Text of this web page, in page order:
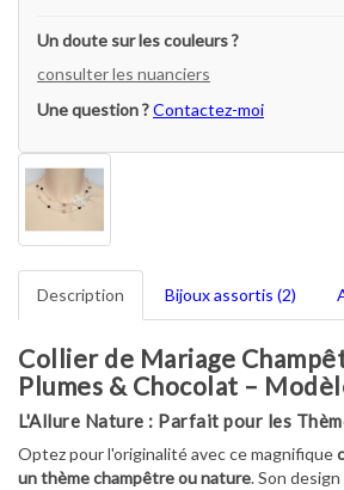
Un doute sur les couleurs ?
consulter les nuanciers
Une question ?Contactez-moi
Description Bijoux assortis (2)
Collier de Mariage
Plumes & Chocolat –
L'Allure Nature : Parfait pour les
Optez pour l'originalité avec ce magnifique
un thème champêtre ou nature. Son